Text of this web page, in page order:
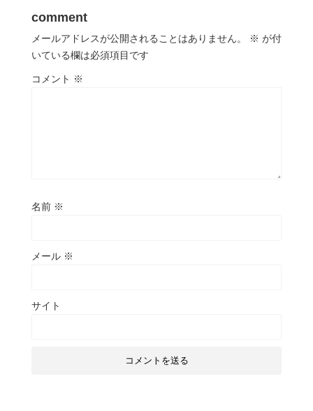
comment
メールアドレスが公開されることはありません。 ※ が付
いている欄は必須項目です
コメント ※
名前 ※
メール ※
サイト